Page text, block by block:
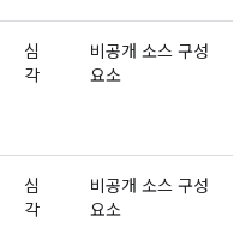
심
각
비공개 소스 구성
요소
심
각
비공개 소스 구성
요소